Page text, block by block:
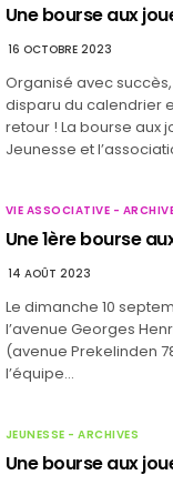
Une bourse aux
16 OCTOBRE 2023
Organisé avec
disparu du calendrier
retour ! La bourse aux
Jeunesse et
VIE ASSOCIATIVE -
Une 1ère bourse
14 AOÛT 2023
Le dimanche 10
l’avenue Georges
(avenue Prekelinden
l’équipe…
JEUNESSE - ARCHIVES
Une bourse aux